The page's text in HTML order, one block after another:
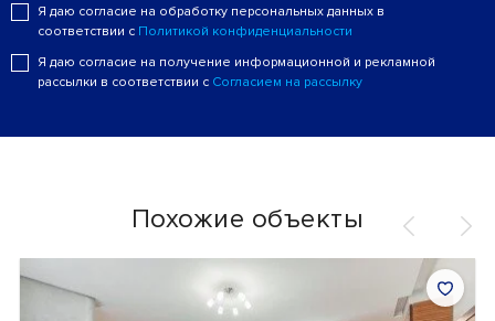
Я даю согласие на обработку персональных данных в
соответствии с Политикой конфиденциальности
Я даю согласие на получение информационной и рекламной
рассылки в соответствии с Согласием на рассылку
Похожие объекты